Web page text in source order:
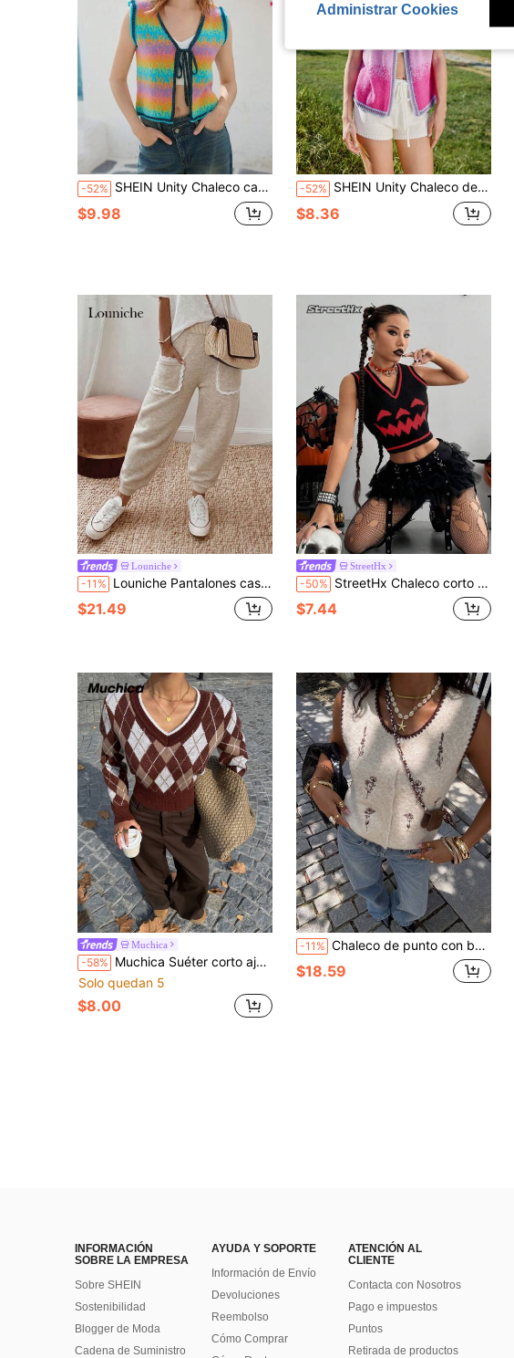
-52% SHEIN Unity Chaleco casual de punto con cordones efecto degradado para mujer
$9.98
-52% SHEIN Unity Chaleco de punto de mujer casual de uso diario con patrón degradado de color ombre
$8.36
Louniche
-11% Louniche Pantalones casuales y sueltos para mujer para uso diario y de oficina, de unicolor con bolsillos, parches de volantes y corte capri. Pantalones cómodos y relajados para damas.
$21.49
StreetHx
-50% StreetHx Chaleco corto de punto divertido con diseño de calabaza para mujer en otoño e invierno, para Halloween
$7.44
Muchica
-58% Muchica Suéter corto ajustado con patrón de rombos casual para mujer, otoño/invierno
Solo quedan 5
$8.00
-11% Chaleco de punto con bordado floral color avena, cárdigan sin mangas con ribete en contraste
$18.59
INFORMACIÓN
SOBRE LA EMPRESA
Sobre SHEIN
Sostenibilidad
Blogger de Moda
Cadena de Suministro
AYUDA Y SOPORTE
Información de Envío
Devoluciones
Reembolso
Cómo Comprar
ATENCIÓN AL
CLIENTE
Contacta con Nosotros
Pago e impuestos
Puntos
Retirada de productos
Administrar Cookies